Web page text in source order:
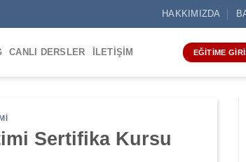
HAKKIMIZDA
CANLI DERSLER İLETIŞIM EĞITIME
Sertifika Kursu